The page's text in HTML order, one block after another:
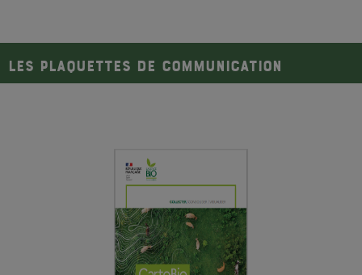
LES PLAQUETTES DE COMMUNICATION